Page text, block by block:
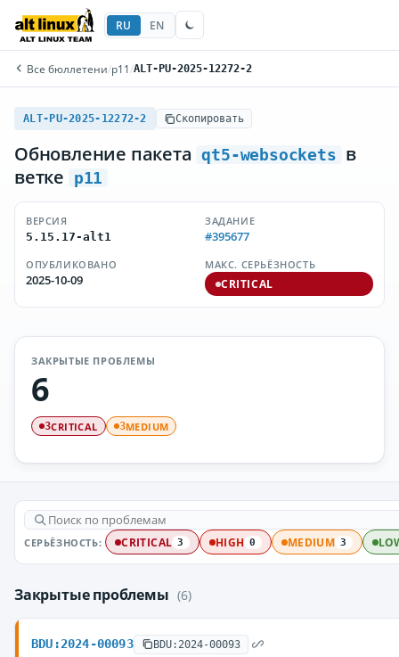
RU EN
Все бюллетени/p11 /ALT-PU-2025-12272-2
ALT-PU-2025-12272-2 Скопировать
Обновление пакета qt5-websockets в
ветке
p11
ВЕРСИЯ
5.15.17-alt1
ЗАДАНИЕ
#395677
ОПУБЛИКОВАНО
2025-10-09
МАКС. СЕРЬЁЗНОСТЬ
CRITICAL
ЗАКРЫТЫЕ ПРОБЛЕМЫ
6
3CRITICAL 3MEDIUM
СЕРЬЁЗНОСТЬ: CRITICAL 3 HIGH 0 MEDIUM 3
Закрытые проблемы (6)
BDU:2024-00093 BDU:2024-00093